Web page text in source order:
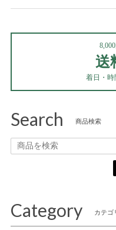
送
着日・時
Search 商品検索
Category カテゴ